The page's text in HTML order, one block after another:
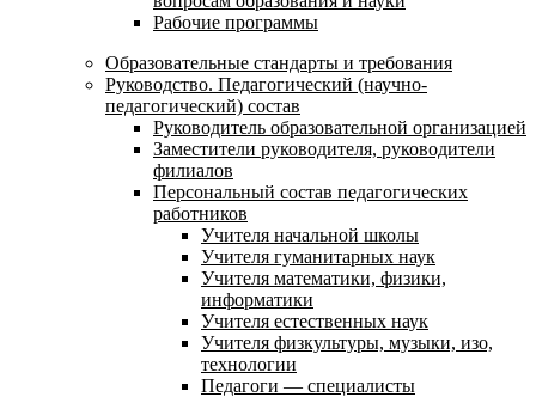
Рабочие программы
Образовательные стандарты и требования
Руководство. Педагогический (научно-
педагогический) состав
Руководитель образовательной организацией
Заместители руководителя, руководители
филиалов
Персональный состав педагогических
работников
Учителя начальной школы
Учителя гуманитарных наук
Учителя математики, физики,
информатики
Учителя естественных наук
Учителя физкультуры, музыки, изо,
технологии
Педагоги — специалисты